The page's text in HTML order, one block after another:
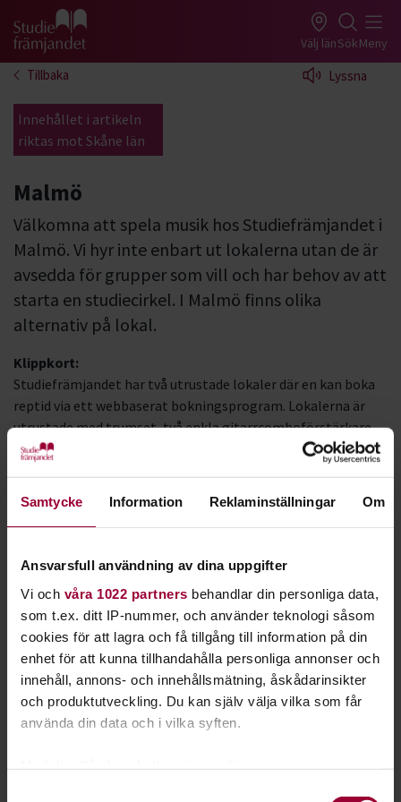
Samtycke Information Reklaminställningar Om
Ansvarsfull användning av dina uppgifter
Vi och våra 1022 partners behandlar din personliga data,
som t.ex. ditt IP-nummer, och använder teknologi såsom
cookies för att lagra och få tillgång till information på din
enhet för att kunna tillhandahålla personliga annonser och
innehåll, annons- och innehållsmätning, åskådarinsikter
och produktutveckling. Du kan själv välja vilka som får
använda din data och i vilka syften.
Gå till studiefrämjandets startsida Välj länSökMeny
Tillbaka Lyssna
Innehållet i artikeln
riktas mot Skåne län
Malmö
Välkomna att spela musik hos Studiefrämjandet i
Malmö. Vi hyr inte enbart ut lokalerna utan de är
avsedda för grupper som vill och har behov av att
starta en studiecirkel. I Malmö finns olika
alternativ på lokal.
Klippkort:
Studiefrämjandet har två utrustade lokaler där en kan boka
reptid via ett webbaserat bokningsprogram. Lokalerna är
utrustade med trumset, två enkla gitarrcomboförstärkare,
basförstärkare och sånganläggning. Gitarrer, bas,
repa-boka ny tid.
Fasta tider i replokal varje vecka:
I lokalen finns trummor, förstärkare, digitalpiano och
sånganläggning. Gitarrer, bas,
key board, mikrofoner finns att låna.
Pris: 1 tid/vecka 650 kr/månad, 2 tid/vecka 850 kr/månad
Fast lokal
Studiefrämjandet har ett antal replokaler där en kan hyra in
sig. Storleken på rummen varierar mellan 20-27 m2. Lokalen
delas alltid med minst ett annat band.
dygnet runt. Ni bör ha en komplett utrustning inklusive